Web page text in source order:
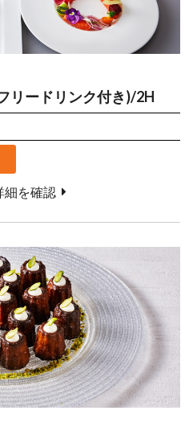
リードリンク付き)/2H
細を確認